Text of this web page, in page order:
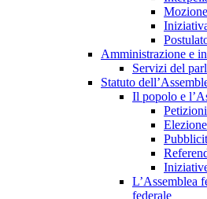
Mozione
Amministrazione e
Servizi del
Statuto
Il popolo e
L’Assemblea
federale